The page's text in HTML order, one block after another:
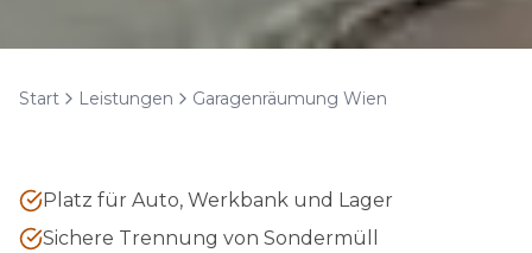
Start Leistungen Garagenräumung Wien
Platz für Auto, Werkbank und Lager
Sichere Trennung von Sondermüll